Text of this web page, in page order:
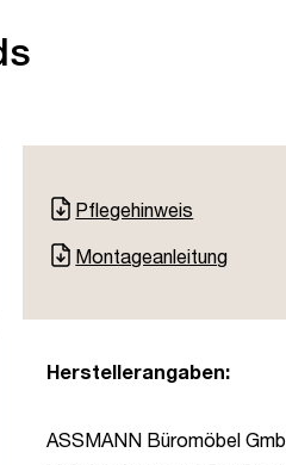
Pflegehinweis
Montageanleitung
Herstellerangaben:
ASSMANN Büromöbel